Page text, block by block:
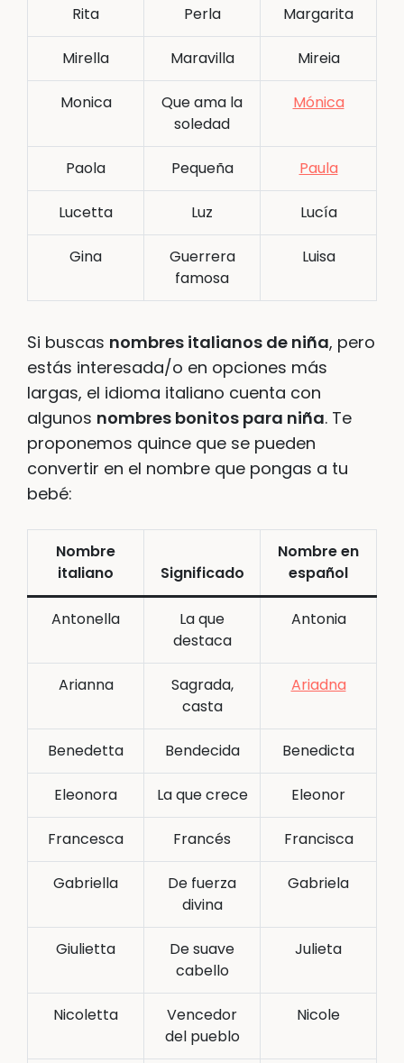
Rita Perla Margarita
Mirella Maravilla Mireia
Monica
Que ama la
soledad
Mónica
Paola Pequeña Paula
Lucetta Luz Lucía
Gina
Guerrera
famosa
Luisa
Si buscas nombres italianos de niña, pero
estás interesada/o en opciones más
largas, el idioma italiano cuenta con
algunos nombres bonitos para niña. Te
proponemos quince que se pueden
convertir en el nombre que pongas a tu
bebé:
Nombre
italiano
Significado
Nombre en
español
Antonella
La que
destaca
Antonia
Arianna
Sagrada,
casta
Ariadna
Benedetta Bendecida Benedicta
Eleonora La que crece Eleonor
Francesca Francés Francisca
Gabriella
De fuerza
divina
Gabriela
Giulietta
De suave
cabello
Julieta
Nicoletta
Vencedor
del pueblo
Nicole